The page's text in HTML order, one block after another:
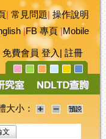
常見問題|操作說明
|FB 專頁|Mobile
免費會員 登入 註冊
大小：
文